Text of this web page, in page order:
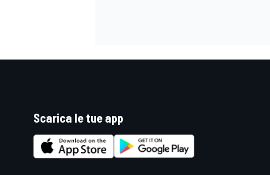
ENDURANCE/GT
Scarica le tue app